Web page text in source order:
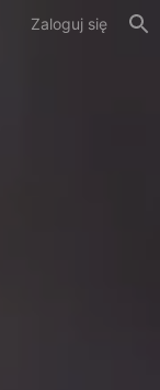
Zaloguj się